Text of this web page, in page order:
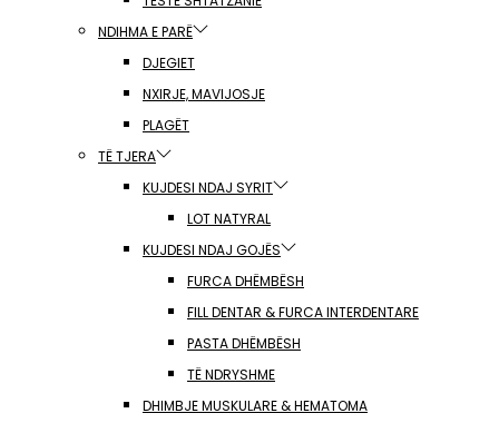
NDIHMA E PARË
DJEGIET
NXIRJE, MAVIJOSJE
PLAGËT
TË TJERA
KUJDESI NDAJ SYRIT
LOT NATYRAL
KUJDESI NDAJ GOJËS
FURCA DHËMBËSH
FILL DENTAR & FURCA INTERDENTARE
PASTA DHËMBËSH
TË NDRYSHME
DHIMBJE MUSKULARE & HEMATOMA